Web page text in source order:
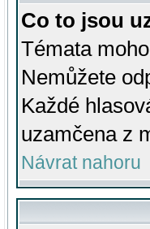
Co to jsou
Témata
Nemůžete
Každé
uzamčena z
Návrat nahoru